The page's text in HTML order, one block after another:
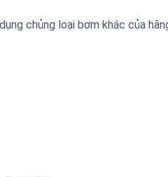
chủng loại bơm khác của